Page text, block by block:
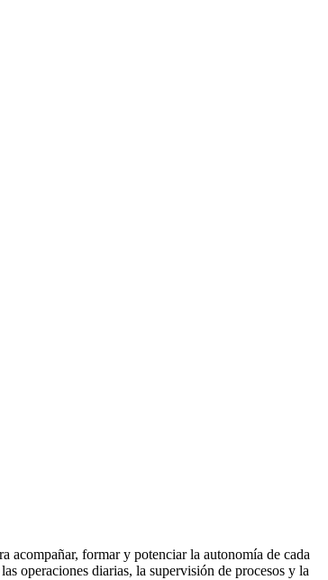
acompañar, formar y potenciar la autonomía de cada
operaciones diarias, la supervisión de procesos y la